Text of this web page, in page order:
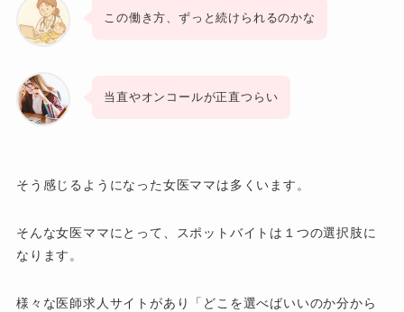
この働き方、ずっと続けられるのかな
当直やオンコールが正直つらい
そう感じるようになった女医ママは多くいます。
そんな女医ママにとって、スポットバイトは１つの選択肢に
なります。
様々な医師求人サイトがあり「どこを選べばいいのか分から